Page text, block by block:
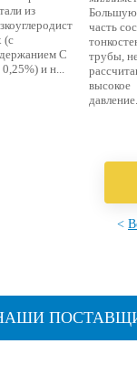
из
(с
С
и н...
часть
трубы,
высокое
давление.
<